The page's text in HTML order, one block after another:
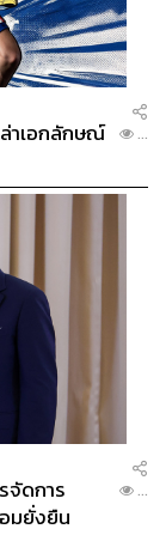
ล่าเอกลักษณ์
...
จัดการ
มยั่งยืน
...